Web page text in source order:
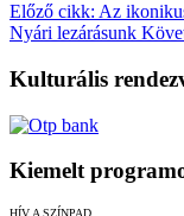
Előző cikk: Az
Nyári lezárásunk
Kulturális
Kiemelt
HÍV A SZÍNPAD